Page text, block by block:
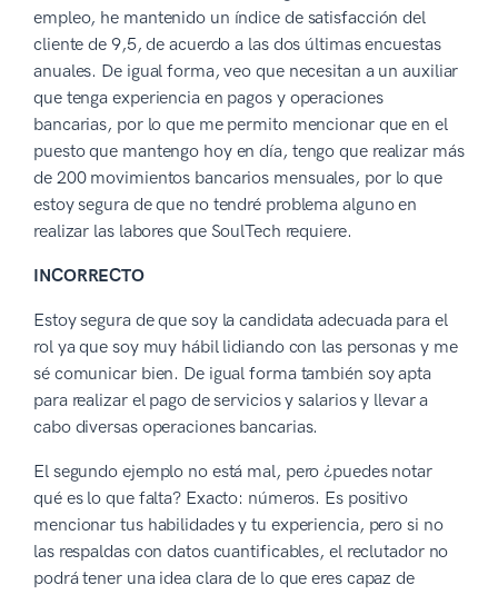
empleo, he mantenido un índice de satisfacción del
cliente de 9,5, de acuerdo a las dos últimas encuestas
anuales. De igual forma, veo que necesitan a un auxiliar
que tenga experiencia en pagos y operaciones
bancarias, por lo que me permito mencionar que en el
puesto que mantengo hoy en día, tengo que realizar más
de 200 movimientos bancarios mensuales, por lo que
estoy segura de que no tendré problema alguno en
realizar las labores que SoulTech requiere.
INCORRECTO
Estoy segura de que soy la candidata adecuada para el
rol ya que soy muy hábil lidiando con las personas y me
sé comunicar bien. De igual forma también soy apta
para realizar el pago de servicios y salarios y llevar a
cabo diversas operaciones bancarias.
El segundo ejemplo no está mal, pero ¿puedes notar
qué es lo que falta? Exacto: números. Es positivo
mencionar tus habilidades y tu experiencia, pero si no
las respaldas con datos cuantificables, el reclutador no
podrá tener una idea clara de lo que eres capaz de